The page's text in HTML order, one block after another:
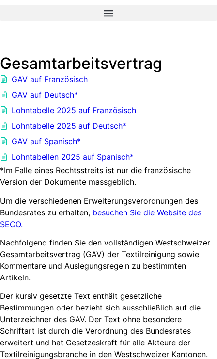
Gesamtarbeitsvertrag
GAV auf Französisch
GAV auf Deutsch*
Lohntabelle 2025 auf Französisch
Lohntabelle 2025 auf Deutsch*
GAV auf Spanisch*
Lohntabellen 2025 auf Spanisch*
*Im Falle eines Rechtsstreits ist nur die französische
Version der Dokumente massgeblich.
Um die verschiedenen Erweiterungsverordnungen des
Bundesrates zu erhalten, besuchen Sie die Website des
SECO.
Nachfolgend finden Sie den vollständigen Westschweizer
Gesamtarbeitsvertrag (GAV) der Textilreinigung sowie
Kommentare und Auslegungsregeln zu bestimmten
Artikeln.
Der kursiv gesetzte Text enthält gesetzliche
Bestimmungen oder bezieht sich ausschließlich auf die
Unterzeichner des GAV. Der Text ohne besondere
Schriftart ist durch die Verordnung des Bundesrates
erweitert und hat Gesetzeskraft für alle Akteure der
Textilreinigungsbranche in den Westschweizer Kantonen.